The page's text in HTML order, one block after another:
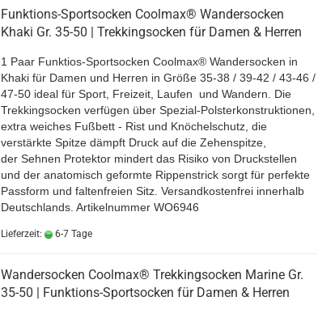
Funktions-Sportsocken Coolmax® Wandersocken
Khaki Gr. 35-50 | Trekkingsocken für Damen & Herren
1 Paar Funktios-Sportsocken Coolmax® Wandersocken in
Khaki für Damen und Herren in Größe 35-38 / 39-42 / 43-46 /
47-50 ideal für Sport, Freizeit, Laufen und Wandern. Die
Trekkingsocken verfügen über Spezial-Polsterkonstruktionen,
extra weiches Fußbett - Rist und Knöchelschutz, die
verstärkte Spitze dämpft Druck auf die Zehenspitze,
der Sehnen Protektor mindert das Risiko von Druckstellen
und der anatomisch geformte Rippenstrick sorgt für perfekte
Passform und faltenfreien Sitz. Versandkostenfrei innerhalb
Deutschlands. Artikelnummer WO6946
Lieferzeit: 6-7 Tage
Wandersocken Coolmax® Trekkingsocken Marine Gr.
35-50 | Funktions-Sportsocken für Damen & Herren